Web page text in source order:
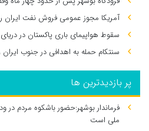
آمریکا مجوز عمومی فروش نفت ایران
سقوط هواپیمای باری پاکستان در
سنتکام حمله به اهدافی در جنوب ایران
پر بازدیدترین ها
فرماندار بوشهر:حضور باشکوه مردم در
ملی است